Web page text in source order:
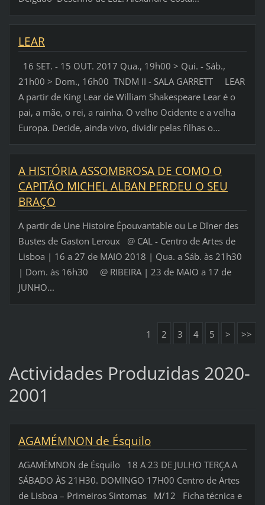
LEAR
16 SET. - 15 OUT. 2017 Qua., 19h00 > Qui. - Sáb.,
21h00 > Dom., 16h00 TNDM II - SALA GARRETT LEAR
A partir de King Lear de William Shakespeare Lear é o
pai, a mãe, o rei, a rainha. O velho Ocidente e a velha
Europa. Decide, ainda vivo, dividir pelas filhas o...
A HISTÓRIA ASSOMBROSA DE COMO O
CAPITÃO MICHEL ALBAN PERDEU O SEU
BRAÇO
A partir de Une Histoire Épouvantable ou Le Dîner des
Bustes de Gaston Leroux @ CAL - Centro de Artes de
Lisboa | 16 a 27 de MAIO 2018 | Qua. a Sáb. às 21h30
| Dom. às 16h30 @ RIBEIRA | 23 de MAIO a 17 de
JUNHO...
1 2 3 4 5 > >>
Actividades Produzidas 2020-
2001
AGAMÉMNON de Ésquilo
AGAMÉMNON de Ésquilo 18 A 23 DE JULHO TERÇA A
SÁBADO ÀS 21H30. DOMINGO 17H00 Centro de Artes
de Lisboa – Primeiros Sintomas M/12 Ficha técnica e